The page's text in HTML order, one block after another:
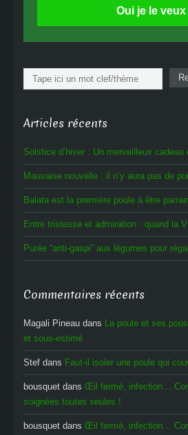
Oui je le veux
Rechercher
Articles récents
Solstice d’hiver : Un merveilleux cadeau
Mauvaise nouvelle : il n’y aura pas de
Balata est la première poule à être
Entre tristesse et admiration : quand la
Purée “anti-gaspi” aux légumes pour
Commentaires récents
Magali Pineau dans La poule et ses
et sous-estimé
Stef dans Faut-il isoler une poule qui
bousquet dans Œil fermé, infection…
soignées toutes seules !
bousquet dans Œil fermé, infection…